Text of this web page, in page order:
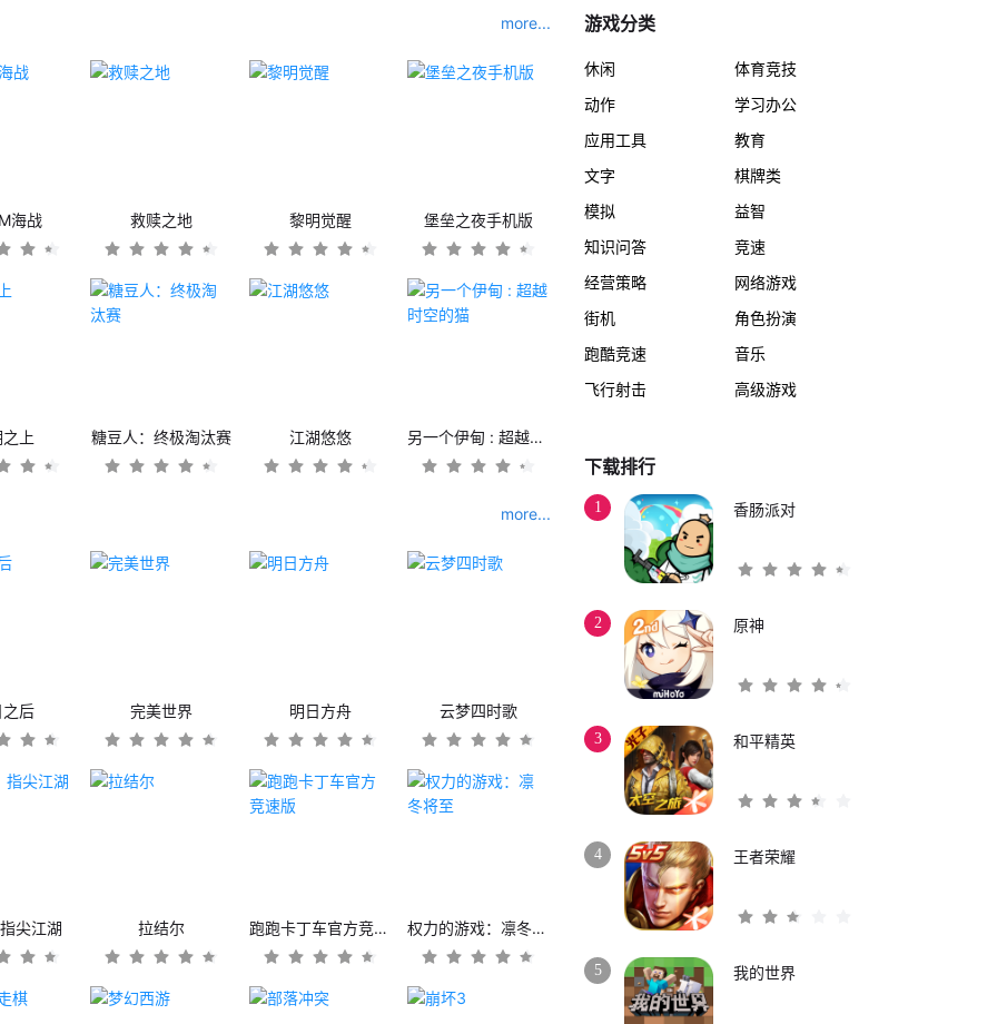
more...
海战 救赎之地 黎明觉醒 堡垒之夜手机版
上 糖豆人：终极淘汰赛 江湖悠悠 另一个伊甸 : 超越时空的猫
more...
后 完美世界 明日方舟 云梦四时歌
尖江湖 拉结尔 跑跑卡丁车官方竞速版 权力的游戏：凛冬将至
游戏分类
休闲
体育竞技
动作
学习办公
应用工具
教育
文字
棋牌类
模拟
益智
知识问答
竞速
经营策略
网络游戏
街机
角色扮演
跑酷竞速
音乐
飞行射击
高级游戏
下载排行
1 香肠派对
2 原神
3 和平精英
4 王者荣耀
5 我的世界